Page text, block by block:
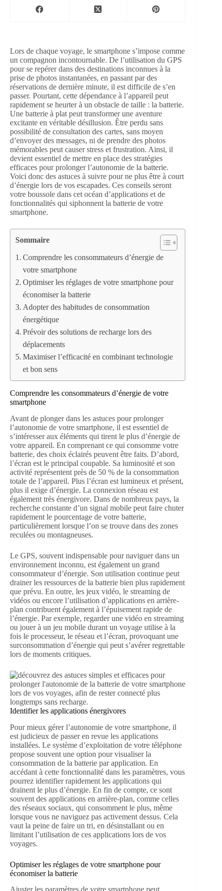
Lors de chaque voyage, le smartphone s’impose comme
un compagnon incontournable. De l’utilisation du GPS
pour se repérer dans des destinations inconnues à la
prise de photos instantanées, en passant par des
réservations de dernière minute, il est difficile de s’en
passer. Pourtant, cette dépendance à l’appareil peut
rapidement se heurter à un obstacle de taille : la batterie.
Une batterie à plat peut transformer une aventure
excitante en véritable désillusion. Être perdu sans
possibilité de consultation des cartes, sans moyen
d’envoyer des messages, ni de prendre des photos
mémorables peut causer stress et frustration. Ainsi, il
devient essentiel de mettre en place des stratégies
efficaces pour prolonger l’autonomie de la batterie.
Voici donc des astuces à suivre pour ne plus être à court
d’énergie lors de vos escapades. Ces conseils seront
votre boussole dans cet océan d’applications et de
fonctionnalités qui siphonnent la batterie de votre
smartphone.
Sommaire
Comprendre les consommateurs d’énergie de
votre smartphone
Optimiser les réglages de votre smartphone pour
économiser la batterie
Adopter des habitudes de consommation
énergétique
Prévoir des solutions de recharge lors des
déplacements
Maximiser l’efficacité en combinant technologie
et bon sens
Comprendre les consommateurs d’énergie de votre
smartphone
Avant de plonger dans les astuces pour prolonger
l’autonomie de votre smartphone, il est essentiel de
s’intéresser aux éléments qui tirent le plus d’énergie de
votre appareil. En comprenant ce qui consomme votre
batterie, des choix éclairés peuvent être faits. D’abord,
l’écran est le principal coupable. Sa luminosité et son
activité représentent près de 50 % de la consommation
totale de l’appareil. Plus l’écran est lumineux et présent,
plus il exige d’énergie. La connexion réseau est
également très énergivore. Dans de nombreux pays, la
recherche constante d’un signal mobile peut faire chuter
rapidement le pourcentage de votre batterie,
particulièrement lorsque l’on se trouve dans des zones
reculées ou montagneuses.
Le GPS, souvent indispensable pour naviguer dans un
environnement inconnu, est également un grand
consommateur d’énergie. Son utilisation continue peut
drainer les ressources de la batterie bien plus rapidement
que prévu. En outre, les jeux vidéo, le streaming de
vidéos ou encore l’utilisation d’applications en arrière-
plan contribuent également à l’épuisement rapide de
l’énergie. Par exemple, regarder une vidéo en streaming
ou jouer à un jeu mobile durant un voyage utilise à la
fois le processeur, le réseau et l’écran, provoquant une
surconsommation d’énergie qui peut s’avérer regrettable
lors de moments critiques.
Identifier les applications énergivores
Pour mieux gérer l’autonomie de votre smartphone, il
est judicieux de passer en revue les applications
installées. Le système d’exploitation de votre téléphone
propose souvent une option pour visualiser la
consommation de la batterie par application. En
accédant à cette fonctionnalité dans les paramètres, vous
pourrez identifier rapidement les applications qui
drainent le plus d’énergie. En fin de compte, ce sont
souvent des applications en arrière-plan, comme celles
des réseaux sociaux, qui consomment le plus, même
lorsque vous ne naviguez pas activement dessus. Cela
vaut la peine de faire un tri, en désinstallant ou en
limitant l’utilisation de ces applications lors de vos
voyages.
Optimiser les réglages de votre smartphone pour
économiser la batterie